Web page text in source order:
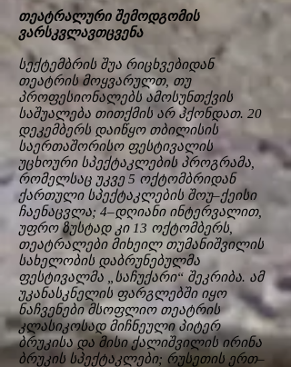
თეატრალური შემოდგომის
ვარსკვლავთცვენა
სექტემბრის შუა რიცხვებიდან
თეატრის მოყვარულთ, თუ
პროფესიონალებს ამოსუნთქვის
საშუალება თითქმის არ ჰქონდათ. 20
დეკემბერს დაიწყო თბილისის
საერთაშორისო ფესტივალის
უცხოური სპექტაკლების პროგრამა,
რომელსაც უკვე 5 ოქტომბრიდან
ქართული სპექტაკლების შოუ–ქეისი
ჩაენაცვლა; 4–დღიანი ინტერვალით,
უფრო ზუსტად კი 13 ოქტომბერს,
თეატრალები მიხეილ თუმანიშვილის
სახელობის დაბრუნებულმა
ფესტივალმა „საჩუქარი“ შეკრიბა. ამ
უკანასკნელის ფარგლებში იყო
ნაჩვენები მსოფლიო თეატრის
კლასიკოსად მიჩნეული პიტერ
ბრუკისა და მისი ქალიშვილის ირინა
ბრუკის სპექტაკლები; რუსეთის ერთ–